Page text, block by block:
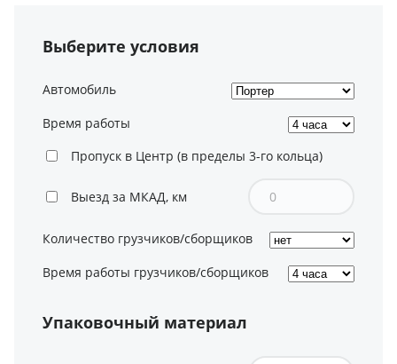
Выберите условия
Автомобиль
Время работы
Пропуск в Центр (в пределы 3-го кольца)
Выезд за МКАД, км
Количество грузчиков/сборщиков
Время работы грузчиков/сборщиков
Упаковочный материал